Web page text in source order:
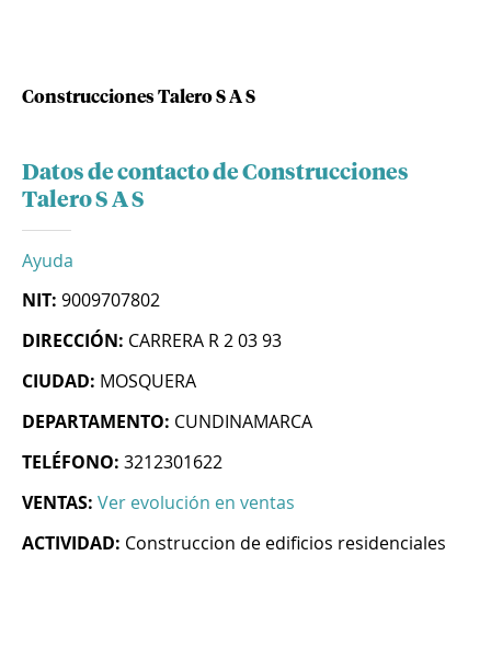
Construcciones Talero S A S
Datos de contacto de Construcciones
Talero S A S
Ayuda
NIT: 9009707802
DIRECCIÓN: CARRERA R 2 03 93
CIUDAD: MOSQUERA
DEPARTAMENTO: CUNDINAMARCA
TELÉFONO: 3212301622
VENTAS: Ver evolución en ventas
ACTIVIDAD: Construccion de edificios residenciales